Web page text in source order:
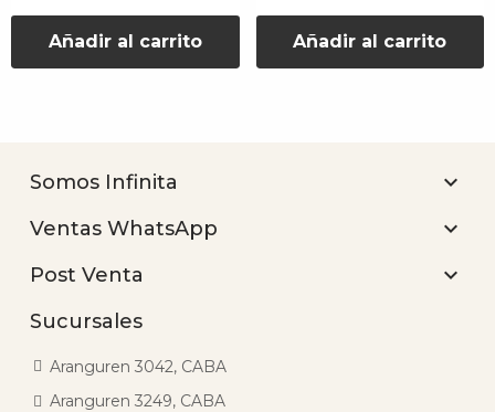
Añadir al carrito Añadir al carrito
Somos Infinita 
Ventas WhatsApp 
Post Venta 
Sucursales
Aranguren 3042, CABA
Aranguren 3249, CABA